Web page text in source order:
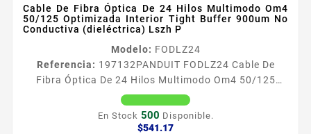
Cable De Fibra Óptica De 24 Hilos Multimodo Om4
50/125 Optimizada Interior Tight Buffer 900um No
Conductiva (dieléctrica) Lszh P
Modelo: FODLZ24
Referencia: 197132PANDUIT FODLZ24 Cable De
Fibra Óptica De 24 Hilos Multimodo Om4 50/125
Optimizada Interior Tight Buffer 900um No
Conductiva (dieléctrica) Lszh P Especificaciones
teacutecnicas Tight Buffer 900mum Revestimiento de
En Stock 500 Disponible.
$541.17Precio